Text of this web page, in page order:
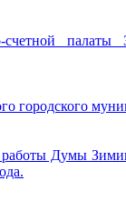
палаты
городского
Думы